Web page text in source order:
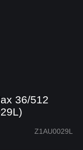
36/512
Z1AU0029L